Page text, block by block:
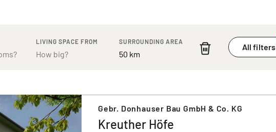
Regensburg
LIVING SPACE FROM SURROUNDING AREA
All filters
Gebr. Donhauser Bau GmbH & Co. KG
Kreuther Höfe